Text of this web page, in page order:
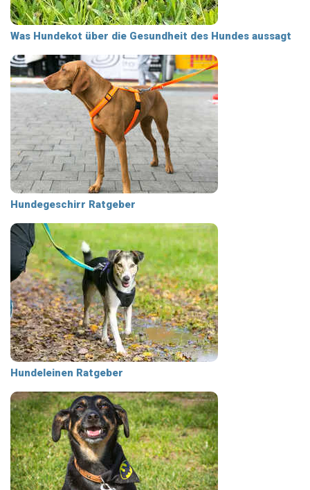
Was Hundekot über die Gesundheit des Hundes aussagt
Hundegeschirr Ratgeber
Hundeleinen Ratgeber